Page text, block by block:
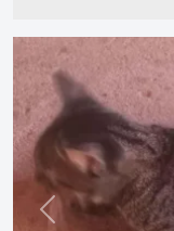
Previous